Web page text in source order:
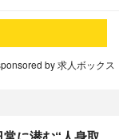
by 求人ボックス